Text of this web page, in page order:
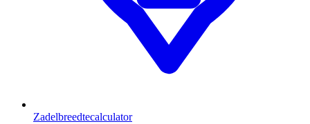
Zadelbreedtecalculator